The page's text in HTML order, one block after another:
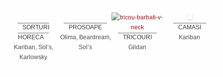
SORTURI
HORECA
Kariban, Sol’s,
Karlowsky
PROSOAPE
Olima, Beardream,
Sol’s
TRICOURI
Gildan
CAMASI
Kariban